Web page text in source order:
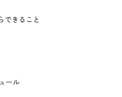
できること
ール